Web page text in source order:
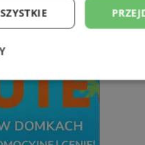
Niesklasyfikowane